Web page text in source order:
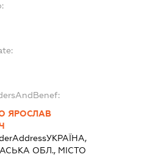
ЯРОСЛАВ
УКРАЇНА,
ОБЛ., МІСТО